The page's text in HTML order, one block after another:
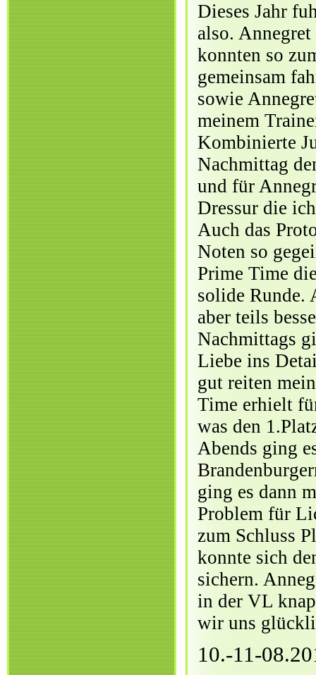
Dieses Jahr
also.
konnten so
gemeinsam
sowie
meinem
Kombinierte
Nachmittag
und für
Dressur die
Auch das
Noten so
Prime Time
solide Runde.
aber teils
Nachmittags
Liebe ins
gut reiten
Time erhielt
was den
Abends ging
ging es dann
Problem für
zum Schluss
konnte sich
sichern.
in der VL
wir uns
10.-11-